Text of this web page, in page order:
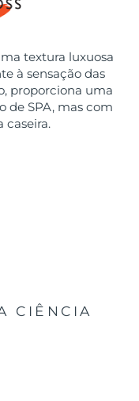
textura luxuosa
à sensação das
proporciona uma
de SPA, mas com
caseira.
CIÊNCIA